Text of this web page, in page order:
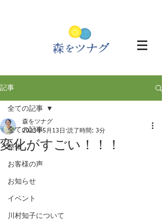
記事
全ての記事
整体
お客様の声
お知らせ
イベント
川村知子について
全ての記事
変化がすごい！！！
森をツナグ
2023年5月13日 読了時間: 3分